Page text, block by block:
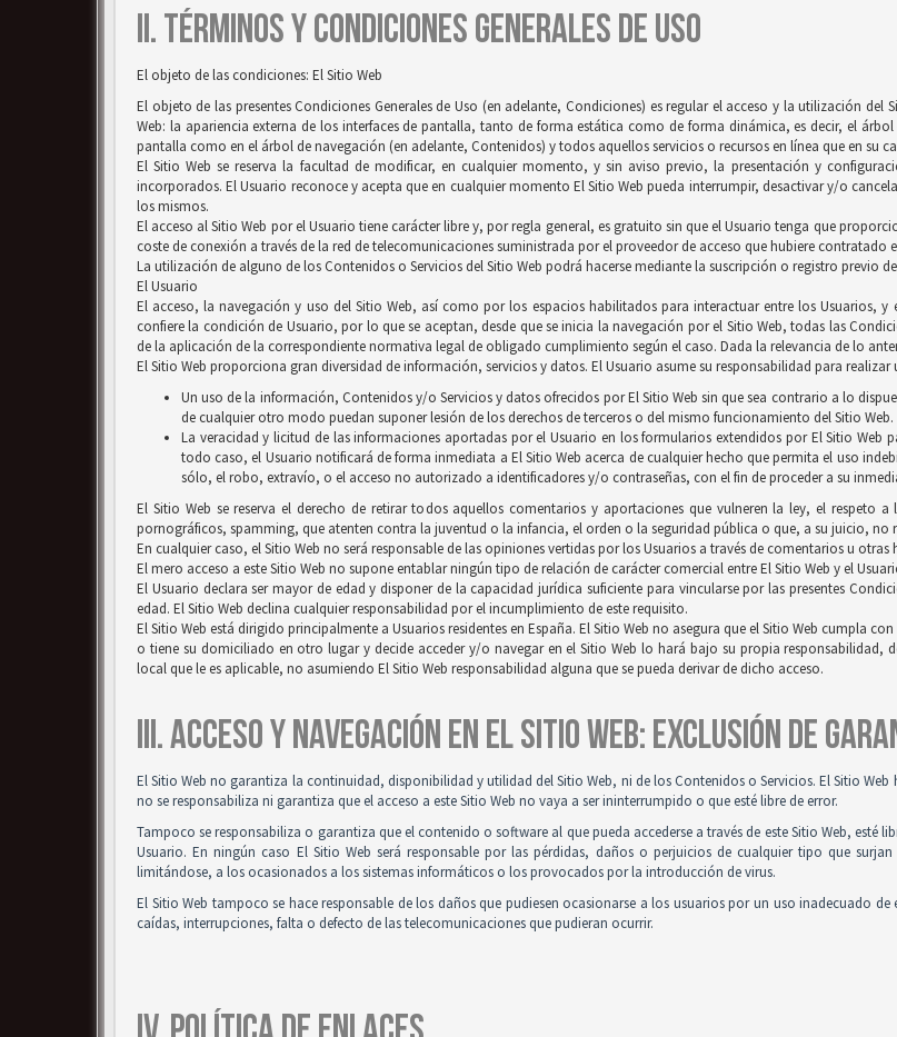
II. TÉRMINOS Y CONDICIONES GENERALES DE USO
El objeto de las condiciones: El Sitio Web
El objeto de las presentes Condiciones Generales de Uso (en adelante, Condiciones) es regular el acceso y la utilización del
Web: la apariencia externa de los interfaces de pantalla, tanto de forma estática como de forma dinámica, es decir, el
pantalla como en el árbol de navegación (en adelante, Contenidos) y todos aquellos servicios o recursos en línea que en su
El Sitio Web se reserva la facultad de modificar, en cualquier momento, y sin aviso previo, la presentación y
incorporados. El Usuario reconoce y acepta que en cualquier momento El Sitio Web pueda interrumpir, desactivar y/o
los mismos.
El acceso al Sitio Web por el Usuario tiene carácter libre y, por regla general, es gratuito sin que el Usuario tenga que
coste de conexión a través de la red de telecomunicaciones suministrada por el proveedor de acceso que hubiere contratado
La utilización de alguno de los Contenidos o Servicios del Sitio Web podrá hacerse mediante la suscripción o registro previo
El Usuario
El acceso, la navegación y uso del Sitio Web, así como por los espacios habilitados para interactuar entre los Usuarios,
confiere la condición de Usuario, por lo que se aceptan, desde que se inicia la navegación por el Sitio Web, todas las
de la aplicación de la correspondiente normativa legal de obligado cumplimiento según el caso. Dada la relevancia de lo
El Sitio Web proporciona gran diversidad de información, servicios y datos. El Usuario asume su responsabilidad para
Un uso de la información, Contenidos y/o Servicios y datos ofrecidos por El Sitio Web sin que sea contrario a lo
de cualquier otro modo puedan suponer lesión de los derechos de terceros o del mismo funcionamiento del Sitio Web.
La veracidad y licitud de las informaciones aportadas por el Usuario en los formularios extendidos por El Sitio Web
todo caso, el Usuario notificará de forma inmediata a El Sitio Web acerca de cualquier hecho que permita el uso
sólo, el robo, extravío, o el acceso no autorizado a identificadores y/o contraseñas, con el fin de proceder a su
El Sitio Web se reserva el derecho de retirar todos aquellos comentarios y aportaciones que vulneren la ley, el respeto
pornográficos, spamming, que atenten contra la juventud o la infancia, el orden o la seguridad pública o que, a su juicio, no
En cualquier caso, el Sitio Web no será responsable de las opiniones vertidas por los Usuarios a través de comentarios u
El mero acceso a este Sitio Web no supone entablar ningún tipo de relación de carácter comercial entre El Sitio Web y el
El Usuario declara ser mayor de edad y disponer de la capacidad jurídica suficiente para vincularse por las presentes
edad. El Sitio Web declina cualquier responsabilidad por el incumplimiento de este requisito.
El Sitio Web está dirigido principalmente a Usuarios residentes en España. El Sitio Web no asegura que el Sitio Web cumpla
o tiene su domiciliado en otro lugar y decide acceder y/o navegar en el Sitio Web lo hará bajo su propia responsabilidad,
local que le es aplicable, no asumiendo El Sitio Web responsabilidad alguna que se pueda derivar de dicho acceso.
III. ACCESO Y NAVEGACIÓN EN EL SITIO WEB: EXCLUSIÓN DE
El Sitio Web no garantiza la continuidad, disponibilidad y utilidad del Sitio Web, ni de los Contenidos o Servicios. El Sitio
no se responsabiliza ni garantiza que el acceso a este Sitio Web no vaya a ser ininterrumpido o que esté libre de error.
Tampoco se responsabiliza o garantiza que el contenido o software al que pueda accederse a través de este Sitio Web,
Usuario. En ningún caso El Sitio Web será responsable por las pérdidas, daños o perjuicios de cualquier tipo que
limitándose, a los ocasionados a los sistemas informáticos o los provocados por la introducción de virus.
El Sitio Web tampoco se hace responsable de los daños que pudiesen ocasionarse a los usuarios por un uso inadecuado
caídas, interrupciones, falta o defecto de las telecomunicaciones que pudieran ocurrir.